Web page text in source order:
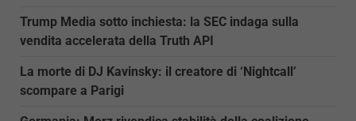
Trump Media sotto inchiesta: la SEC indaga sulla
vendita accelerata della Truth API
La morte di DJ Kavinsky: il creatore di ‘Nightcall’
scompare a Parigi